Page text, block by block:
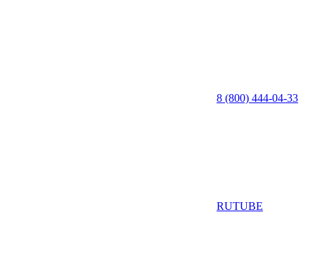
8 (800) 444-04-33
RUTUBE